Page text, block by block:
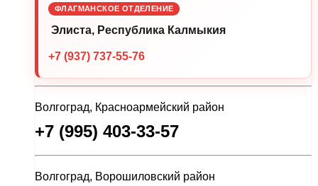
ФЛАГМАНСКОЕ ОТДЕЛЕНИЕ
Элиста, Республика Калмыкия
+7 (937) 737-55-76
Волгоград, Красноармейский район
+7 (995) 403-33-57
Волгоград, Ворошиловский район